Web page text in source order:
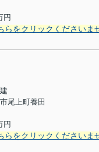
円
らをクリックくださいま
尾上町養田
円
らをクリックくださいま